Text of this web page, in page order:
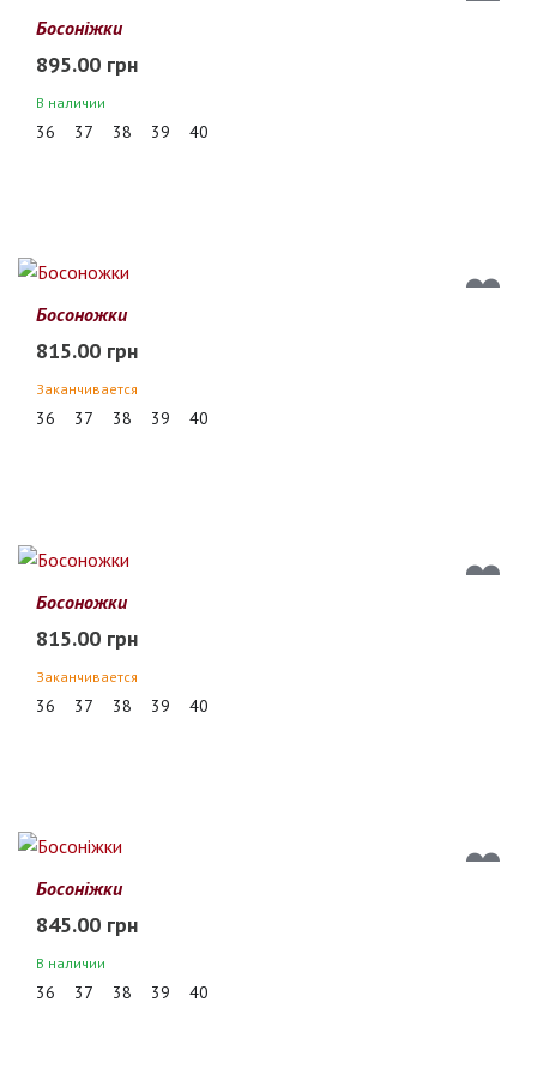
Босоніжки
895.00 грн
В наличии
36 37 38 39 40
Босоножки
815.00 грн
Заканчивается
36 37 38 39 40
Босоножки
815.00 грн
Заканчивается
36 37 38 39 40
Босоніжки
845.00 грн
В наличии
36 37 38 39 40